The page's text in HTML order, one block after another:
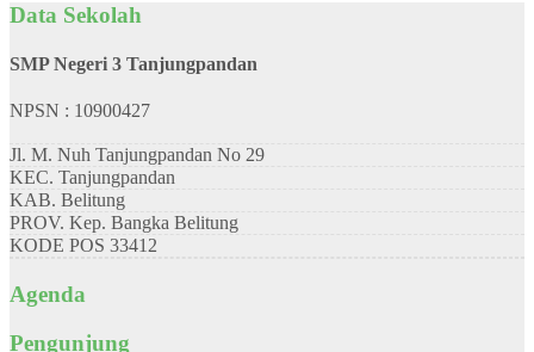
Data Sekolah
SMP Negeri 3 Tanjungpandan
NPSN : 10900427
Jl. M. Nuh Tanjungpandan No 29
KEC. Tanjungpandan
KAB. Belitung
PROV. Kep. Bangka Belitung
KODE POS 33412
Agenda
Pengunjung